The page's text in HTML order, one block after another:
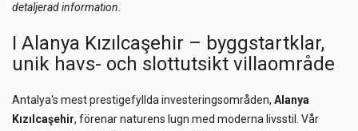
detaljerad information.
I Alanya Kızılcaşehir – byggstartklar,
unik havs- och slottutsikt villaområde
Antalya's mest prestigefyllda investeringsområden, Alanya
Kızılcaşehir, förenar naturens lugn med moderna livsstil. Vår